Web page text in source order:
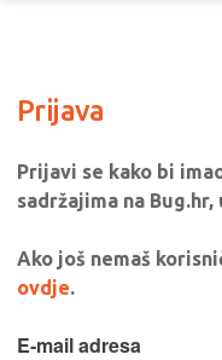
Prijava
Prijavi se kako bi
sadržajima na
Ako još nemaš
ovdje.
E-mail adresa